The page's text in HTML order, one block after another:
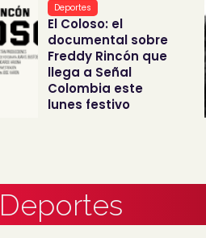
Deportes
El Coloso: el
documental sobre
Freddy Rincón que
llega a Señal
Colombia este
lunes festivo
Deportes